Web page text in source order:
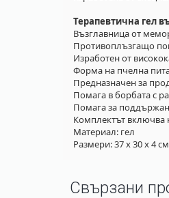
Терапевтична гел
Възглавница от
Противоплъзгащо
Изработен от
Форма на пчелна
Предназначен за
Помага в борбата с
Помага за
Комплектът включва
Материал: гел
Размери: 37 х 30 х 4 см
Свързани